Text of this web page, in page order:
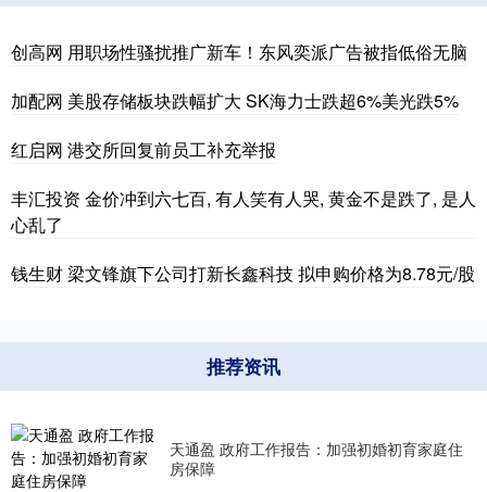
创高网 用职场性骚扰推广新车！东风奕派广告被指低俗无脑
加配网 美股存储板块跌幅扩大 SK海力士跌超6%美光跌5%
红启网 港交所回复前员工补充举报
丰汇投资 金价冲到六七百, 有人笑有人哭, 黄金不是跌了, 是人
心乱了
钱生财 梁文锋旗下公司打新长鑫科技 拟申购价格为8.78元/股
推荐资讯
天通盈 政府工作报告：加强初婚初育家庭住
房保障